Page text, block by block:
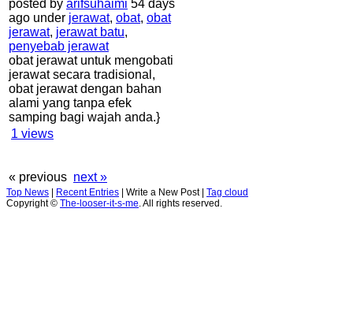
posted by arifsuhaimi 54 days
ago under jerawat, obat, obat
jerawat, jerawat batu,
penyebab jerawat
obat jerawat untuk mengobati
jerawat secara tradisional,
obat jerawat dengan bahan
alami yang tanpa efek
samping bagi wajah anda.}
1 views
« previous next »
Top News Recent Entries Write a New Post
Tag cloud
Copyright © The-looser-it-s-me. All rights reserved.